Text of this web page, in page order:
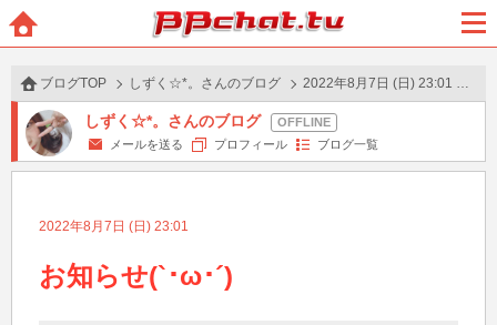
BBchatTV
ブログTOP しずく☆*。さんのブログ 2022年8月7日 (日) 23:01 の投稿
しずく☆*。さんのブログ
メールを送る プロフィール ブログ一覧
2022年8月7日 (日) 23:01
お知らせ(`･ω･´)